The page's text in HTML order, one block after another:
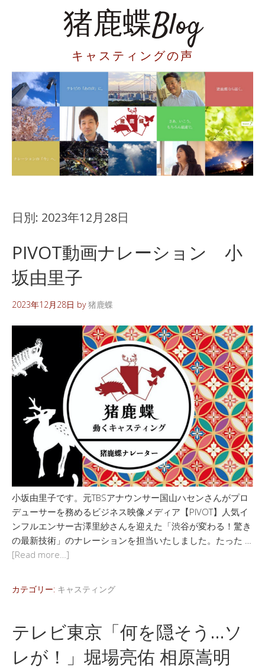
猪鹿蝶Blog
キャスティングの声
日別: 2023年12月28日
PIVOT動画ナレーション 小
坂由里子
2023年12月28日 by猪鹿蝶
小坂由里子です。元TBSアナウンサー国山ハセンさんがプロ
デューサーを務めるビジネス映像メディア【PIVOT】人気イ
ンフルエンサー古澤里紗さんを迎えた「渋谷が変わる！驚き
の最新技術」のナレーションを担当いたしました。たった …
[Read more…]
カテゴリー: キャスティング
テレビ東京「何を隠そう…ソ
レが！」堀場亮佑 相原嵩明